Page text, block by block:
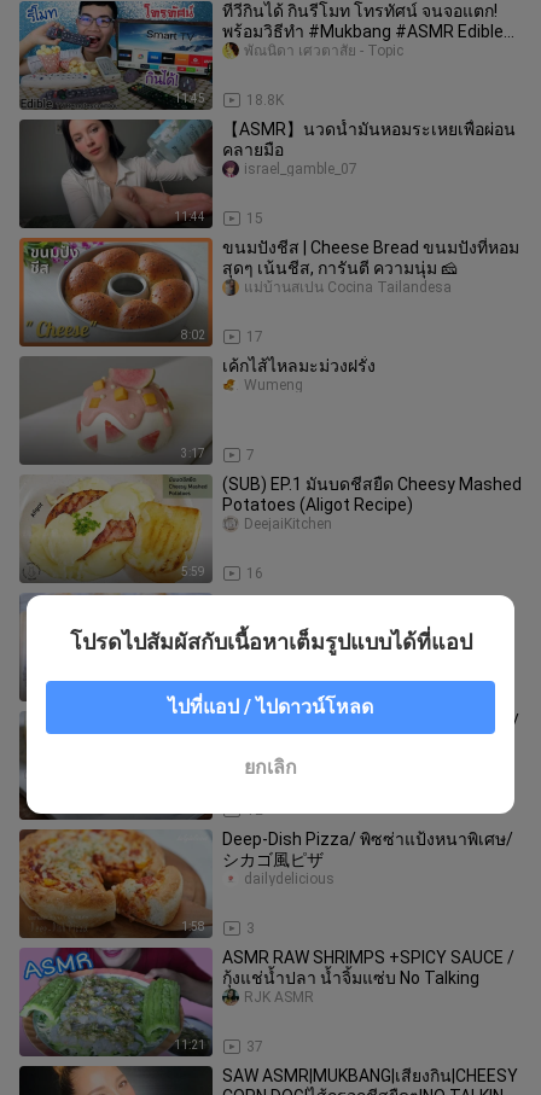
11:45
ทีวีกินได้ กินรีโมท โทรทัศน์ จนจอแตก!
พร้อมวิธีทำ #Mukbang #ASMR Edible
Television TV:ขันติ
18.8K
พัณนิดา เศวตาสัย - Topic
11:44
【ASMR】นวดน้ำมันหอมระเหยเพื่อผ่อน
คลายมือ
15
israel_gamble_07
8:02
ขนมปังชีส | Cheese Bread ขนมปังที่หอม
สุดๆ เน้นชีส, การันตี ความนุ่ม 🧀
17
แม่บ้านสเปน Cocina Tailandesa
3:17
เค้กไส้ไหลมะม่วงฝรั่ง
7
Wumeng
5:59
(SUB) EP.1 มันบดชีสยืด Cheesy Mashed
Potatoes (Aligot Recipe)
16
DeejaiKitchen
Hokkaido milk buns recipe |ขนมปังนม
สดฮอกไกโด | ฮอกไกโดมิลค์บัน
26
MommySecret_
ชีสเค้กช็อกโกแลตลายหินอ่อนแบบไม่อบ/
レートスワールチーズケーキ
12
dailydelicious
1:58
Deep-Dish Pizza/ พิซซ่าแป้งหนาพิเศษ/
シカゴ風ピザ
3
dailydelicious
11:21
ASMR RAW SHRIMPS +SPICY SAUCE /
กุ้งแช่น้ำปลา น้ำจิ้มแซ่บ No Talking
37
RJK ASMR
SAW ASMR|MUKBANG|เสียงกิน|CHEESY
โปรดไปสัมผัสกับเนื้อหาเต็มรูปแบบได้ที่แอป
ไปที่แอป / ไปดาวน์โหลด
ยกเลิก